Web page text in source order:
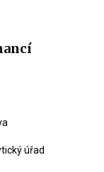
úřad